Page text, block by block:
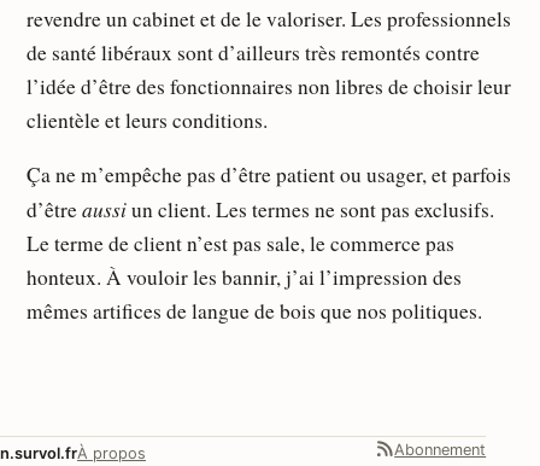
revendre un cabinet et de le valoriser. Les professionnels
de santé libéraux sont d’ailleurs très remontés contre
l’idée d’être des fonctionnaires non libres de choisir leur
clientèle et leurs conditions.
Ça ne m’empêche pas d’être patient ou usager, et parfois
d’êtreaussiun client. Les termes ne sont pas exclusifs.
Le terme de client n’est pas sale, le commerce pas
honteux. À vouloir les bannir, j’ai l’impression des
mêmes artifices de langue de bois que nos politiques.
n.survol.frÀ propos Abonnement